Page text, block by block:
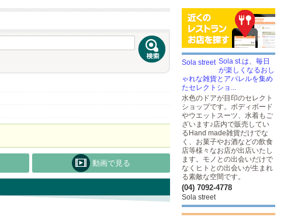
動画で見る
Sola st.は、毎日
が楽しくなるおし
ゃれな雑貨とアパレルを集め
たセレクトショ...
水色のドアが目印のセレクト
ショップです。ボディボード
やウエットスーツ、水着もご
ざいます♪店内で販売してい
るHand made雑貨だけでな
く、お菓子やお酒などの飲食
店等様々なお店が出店いたし
ます。モノとの出会いだけで
なくヒトとの出会いが生まれ
る素敵な空間です。
(04) 7092-4778
Sola street